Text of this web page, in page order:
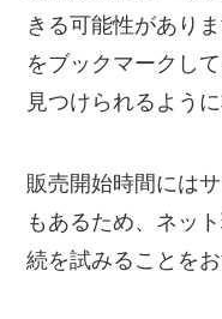
きる可能性があり
をブックマークし
見つけられるよう
販売開始時間には
もあるため、ネッ
続を試みることをお